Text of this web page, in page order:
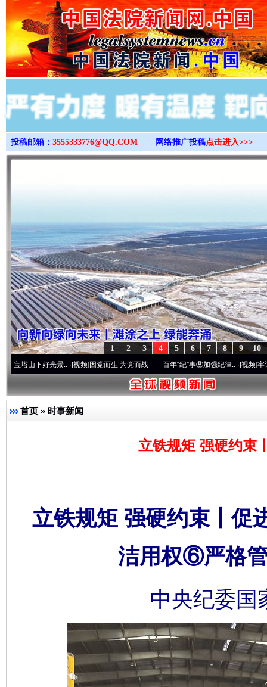
>
投稿邮箱： 3555333776@QQ.COM 网络推广投稿点击进入>>>
10
9
8
7
6
5
4
3
2
1
好光景..·[视频]因党而生 为党而战——百年“纪”事⑧加强纪律..·[视频]牢记初心使命
首页 » 时事新闻
立铁规矩 强硬约束
立铁规矩 强硬约束丨促
洁用权⑥严格
中央纪委国